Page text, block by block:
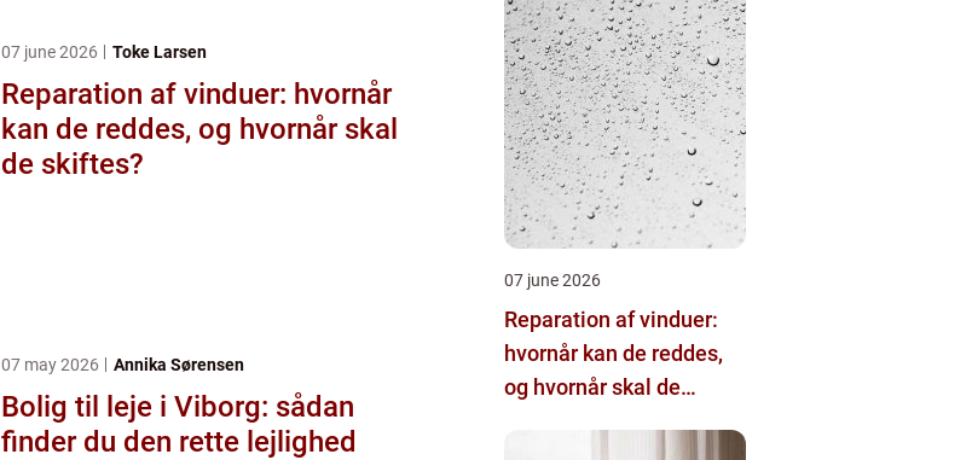
07 june 2026 Toke Larsen
Reparation af vinduer: hvornår
kan de reddes, og hvornår skal
de skiftes?
07 may 2026 Annika Sørensen
Bolig til leje i Viborg: sådan
finder du den rette lejlighed
07 june 2026
Reparation af vinduer:
hvornår kan de reddes,
og hvornår skal de